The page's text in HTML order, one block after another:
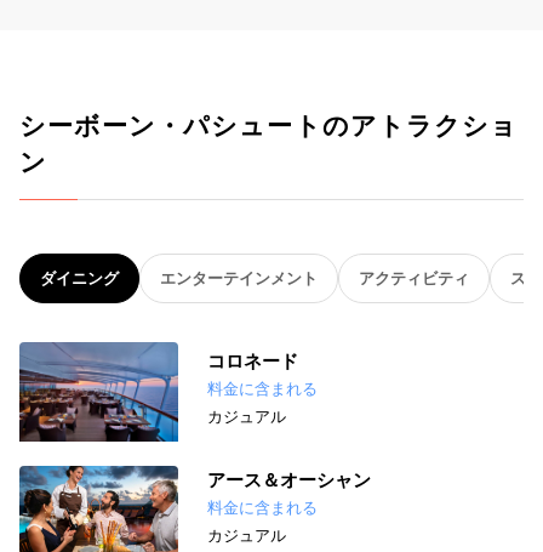
シーボーン・パシュートのアトラクショ
ン
ダイニング エンターテインメント アクティビティ ス
コロネード
料金に含まれる
カジュアル
アース＆オーシャン
料金に含まれる
カジュアル